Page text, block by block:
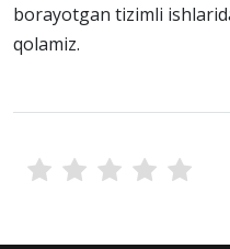
borayotgan tizimli
qolamiz.